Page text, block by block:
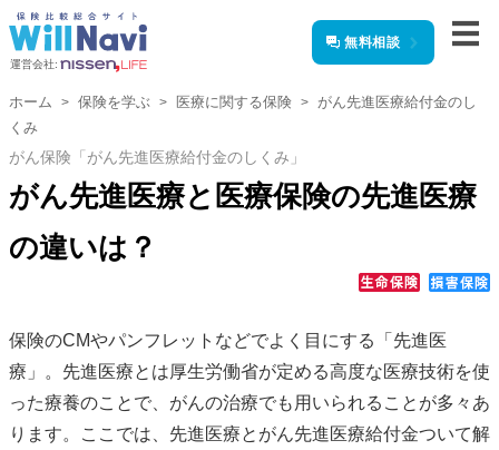
運営会社:
無料相談
ホーム 保険を学ぶ 医療に関する保険
がん先進医療給付金のし
くみ
がん保険「がん先進医療給付金のしくみ」
がん先進医療と医療保険の先進医療
の違いは？
保険のCMやパンフレットなどでよく目にする「先進医
療」。先進医療とは厚生労働省が定める高度な医療技術を使
った療養のことで、がんの治療でも用いられることが多々あ
ります。ここでは、先進医療とがん先進医療給付金ついて解